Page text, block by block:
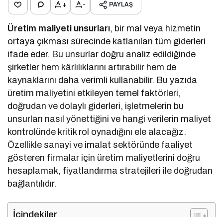
+ - PAYLAŞ
Üretim maliyeti unsurları, bir mal veya hizmetin
ortaya çıkması sürecinde katlanılan tüm giderleri
ifade eder. Bu unsurlar doğru analiz edildiğinde
şirketler hem kârlılıklarını artırabilir hem de
kaynaklarını daha verimli kullanabilir. Bu yazıda
üretim maliyetini etkileyen temel faktörleri,
doğrudan ve dolaylı giderleri, işletmelerin bu
unsurları nasıl yönettiğini ve hangi verilerin maliyet
kontrolünde kritik rol oynadığını ele alacağız.
Özellikle sanayi ve imalat sektöründe faaliyet
gösteren firmalar için üretim maliyetlerini doğru
hesaplamak, fiyatlandırma stratejileri ile doğrudan
bağlantılıdır.
İçindekiler